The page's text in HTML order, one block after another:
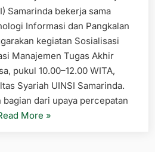
Samarinda bekerja sama
Informasi dan Pangkalan
kegiatan Sosialisasi
Manajemen Tugas Akhir
pukul 10.00–12.00 WITA,
Syariah UINSI Samarinda.
dari upaya percepatan
More “Fakultas
»